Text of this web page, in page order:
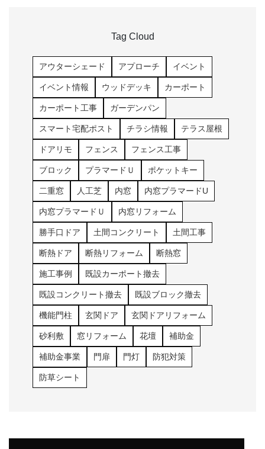
Tag Cloud
アウターシェード アプローチ イベント
イベント情報 ウッドデッキ カーポート
カーポート工事 ガーデンパン
スマート宅配ポスト チラシ情報 テラス屋根
ドアリモ フェンス フェンス工事
ブロック プラマードＵ ポケットキー
二重窓 人工芝 内窓 内窓プラマードU
内窓プラマードＵ 内窓リフォーム
勝手口ドア 土間コンクリート 土間工事
断熱ドア 断熱リフォーム 断熱窓
施工事例 既設カーポート撤去
既設コンクリート撤去 既設ブロック撤去
機能門柱 玄関ドア 玄関ドアリフォーム
砂利敷 窓リフォーム 花壇 補助金
補助金事業 門扉 門灯 防犯対策
防草シート